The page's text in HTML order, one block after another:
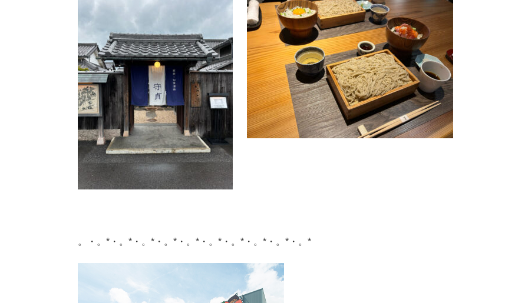
。・。*・。*・。*・。*・。*・。*・。*・。*・。*・。*